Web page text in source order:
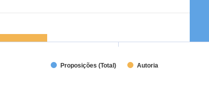
Proposições (Total) Autoria